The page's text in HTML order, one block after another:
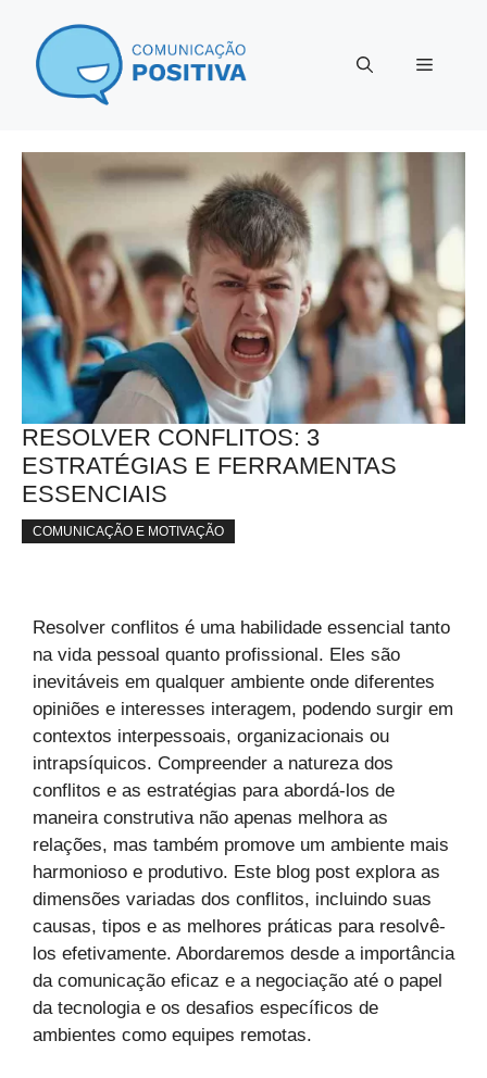
conteúdo
Menu
RESOLVER CONFLITOS: 3
ESTRATÉGIAS E FERRAMENTAS
ESSENCIAIS
COMUNICAÇÃO E MOTIVAÇÃO
Resolver conflitos é uma habilidade essencial tanto
na vida pessoal quanto profissional. Eles são
inevitáveis em qualquer ambiente onde diferentes
opiniões e interesses interagem, podendo surgir em
contextos interpessoais, organizacionais ou
intrapsíquicos. Compreender a natureza dos
conflitos e as estratégias para abordá-los de
maneira construtiva não apenas melhora as
relações, mas também promove um ambiente mais
harmonioso e produtivo. Este blog post explora as
dimensões variadas dos conflitos, incluindo suas
causas, tipos e as melhores práticas para resolvê-
los efetivamente. Abordaremos desde a importância
da comunicação eficaz e a negociação até o papel
da tecnologia e os desafios específicos de
ambientes como equipes remotas.